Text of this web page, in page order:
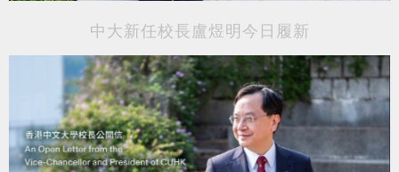
中大新任校長盧煜明今日履新